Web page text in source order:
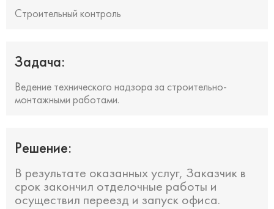
Строительный контроль
Задача:
Ведение технического надзора за строительно-
монтажными работами.
Решение:
В результате оказанных услуг, Заказчик в
срок закончил отделочные работы и
осуществил переезд и запуск офиса.